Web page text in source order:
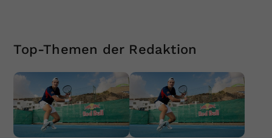
Top-Themen der Redaktion